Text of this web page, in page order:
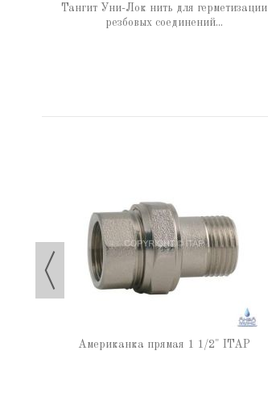
Тангит Уни-Лок нить для герметизации
резбовых соединений...
Американка прямая 1 1/2" ITAP